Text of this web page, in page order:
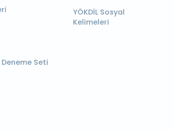
Deneme Seti
YÖKDİL Sosyal
Kelimeleri